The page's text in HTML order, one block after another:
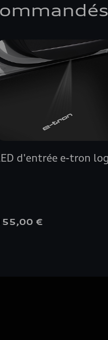
d'entrée e-tron
€